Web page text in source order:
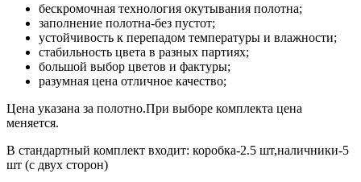
бескромочная технология окутывания полотна;
заполнение полотна-без пустот;
устойчивость к перепадом температуры и влажности;
стабильность цвета в разных партиях;
большой выбор цветов и фактуры;
разумная цена отличное качество;
Цена указана за полотно.При выборе комплекта цена
меняется.
В стандартный комплект входит: коробка-2.5 шт,наличники-5
шт (с двух сторон)